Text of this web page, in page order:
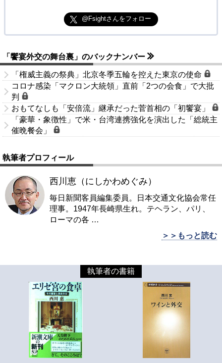
@Fsightさんをフォロー
「饗宴外交の舞台裏」のバックナンバー
「権威主義の祭典」北京冬季五輪を控えた東京の使命
コロナ感染「マクロン大統領」直前「2つの会食」で大批
判
おもてなしも「安倍流」継承だった菅首相の「初饗宴」
「豪華・象徴性」で米・台湾連携強化を演出した「総統主
催晩餐会」
執筆者プロフィール
西川恵（にしかわめぐみ）
毎日新聞客員編集委員。日本交通文化協会常任
理事。1947年長崎県生れ。テヘラン、パリ、
ローマの各 …
＞＞もっと読む
執筆者の書籍